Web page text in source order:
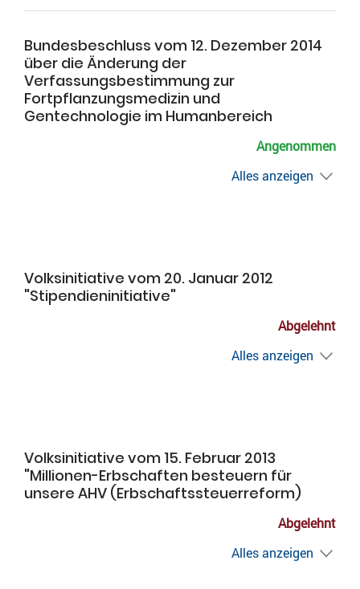
Bundesbeschluss vom 12. Dezember 2014
über die Änderung der
Verfassungsbestimmung zur
Fortpflanzungsmedizin und
Gentechnologie im Humanbereich
Angenommen
Alles anzeigen
Volksinitiative vom 20. Januar 2012
"Stipendieninitiative"
Abgelehnt
Alles anzeigen
Volksinitiative vom 15. Februar 2013
"Millionen-Erbschaften besteuern für
unsere AHV (Erbschaftssteuerreform)
Abgelehnt
Alles anzeigen